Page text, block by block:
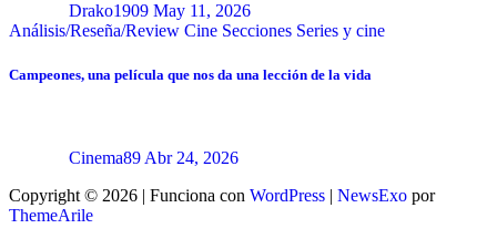
Drako1909 May 11, 2026
Análisis/Reseña/Review Cine Secciones Series y cine
Campeones, una película que nos da una lección de la vida
Cinema89 Abr 24, 2026
Copyright © 2026 | Funciona con WordPress | NewsExo por
ThemeArile